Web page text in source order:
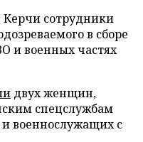
Керчи сотрудники
в сборе
и военных частях
двух женщин,
спецслужбам
военнослужащих с